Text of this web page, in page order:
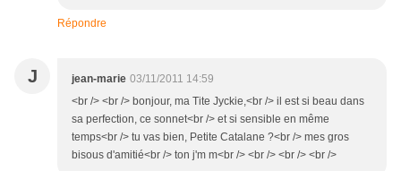
Répondre
J jean-marie 03/11/2011 14:59
<br /> <br /> bonjour, ma Tite Jyckie,<br /> il est si beau dans
sa perfection, ce sonnet<br /> et si sensible en même
temps<br /> tu vas bien, Petite Catalane ?<br /> mes gros
bisous d'amitié<br /> ton j'm m<br /> <br /> <br /> <br />